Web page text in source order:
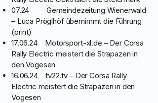
07.24 Gemeindezeitung Wienerwald
– Luca Pröglhöf übernimmt die Führung
(print)
17.06.24 Motorsport-xl.de – Der Corsa
Rally Electric meistert die Strapazen in
den Vogesen
16.06.24 tv22.tv – Der Corsa Rally
Electric meistert die Strapazen in den
Vogesen